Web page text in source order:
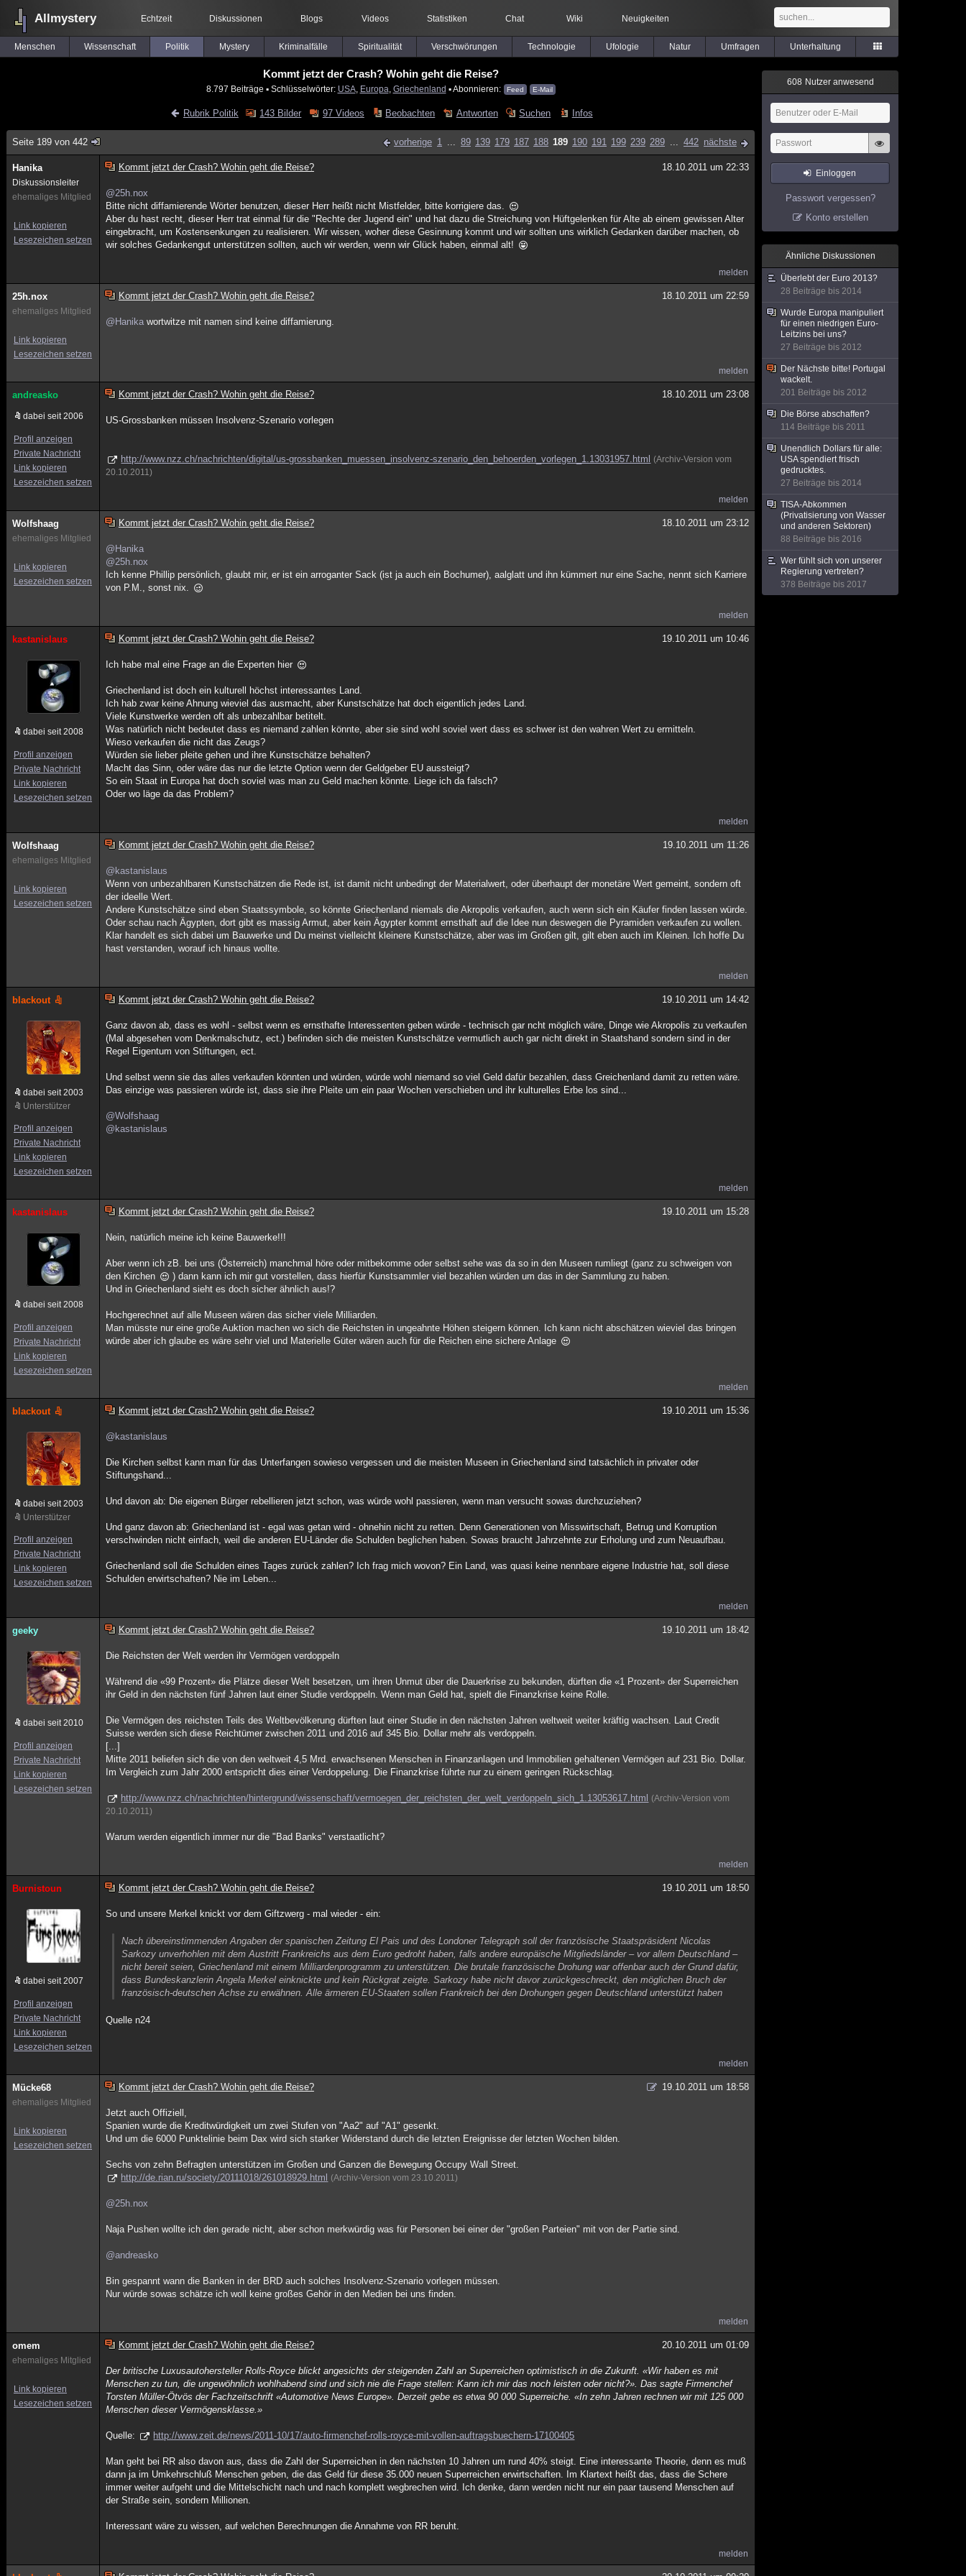
Allmystery Echtzeit Diskussionen Blogs Videos Statistiken Chat Wiki Neuigkeiten
Menschen Wissenschaft Politik Mystery Kriminalfälle Spiritualität Verschwörungen Technologie Ufologie Natur Umfragen Unterhaltung
Kommt jetzt der Crash? Wohin geht die Reise?
8.797 Beiträge ▪ Schlüsselwörter: USA, Europa Griechenland ▪ Abonnieren: Feed E-Mail
Rubrik Politik 143 Bilder 97 Videos Beobachten Antworten Suchen Infos
Seite 189 von 442 vorherige 1 ... 89 139 179 187 188 189 190 191 199 239 289 ... 442 nächste
Hanika
Diskussionsleiter
ehemaliges Mitglied
Link kopieren
Lesezeichen setzen
Kommt jetzt der Crash? Wohin geht die Reise? 18.10.2011 um 22:33
@25h.nox
Bitte nicht diffamierende Wörter benutzen, dieser Herr heißt nicht Mistfelder, bitte korrigiere das.
Aber du hast recht, dieser Herr trat einmal für die "Rechte der Jugend ein" und hat dazu die Streichung von Hüftgelenken für Alte ab einem gewissen Alter
eingebracht, um Kostensenkungen zu realisieren. Wir wissen, woher diese Gesinnung kommt und wir sollten uns wirklich Gedanken darüber machen, ob
wir solches Gedankengut unterstützen sollten, auch wir werden, wenn wir Glück haben, einmal alt!
melden
25h.nox
ehemaliges Mitglied
Link kopieren
Lesezeichen setzen
Kommt jetzt der Crash? Wohin geht die Reise? 18.10.2011 um 22:59
@Hanika wortwitze mit namen sind keine diffamierung.
melden
andreasko
dabei seit 2006
Profil anzeigen
Private Nachricht
Link kopieren
Lesezeichen setzen
Kommt jetzt der Crash? Wohin geht die Reise? 18.10.2011 um 23:08
US-Grossbanken müssen Insolvenz-Szenario vorlegen
http://www.nzz.ch/nachrichten/digital/us-grossbanken_muessen_insolvenz-szenario_den_behoerden_vorlegen_1.13031957.html
(Archiv-Version vom
20.10.2011)
melden
Wolfshaag
ehemaliges Mitglied
Link kopieren
Lesezeichen setzen
Kommt jetzt der Crash? Wohin geht die Reise? 18.10.2011 um 23:12
@Hanika
@25h.nox
Ich kenne Phillip persönlich, glaubt mir, er ist ein arroganter Sack (ist ja auch ein Bochumer), aalglatt und ihn kümmert nur eine Sache, nennt sich Karriere
von P.M., sonst nix.
melden
kastanislaus
dabei seit 2008
Profil anzeigen
Private Nachricht
Link kopieren
Lesezeichen setzen
Kommt jetzt der Crash? Wohin geht die Reise? 19.10.2011 um 10:46
Ich habe mal eine Frage an die Experten hier
Griechenland ist doch ein kulturell höchst interessantes Land.
Ich hab zwar keine Ahnung wieviel das ausmacht, aber Kunstschätze hat doch eigentlich jedes Land.
Viele Kunstwerke werden oft als unbezahlbar betitelt.
Was natürlich nicht bedeutet dass es niemand zahlen könnte, aber sie sind wohl soviel wert dass es schwer ist den wahren Wert zu ermitteln.
Wieso verkaufen die nicht das Zeugs?
Würden sie lieber pleite gehen und ihre Kunstschätze behalten?
Macht das Sinn, oder wäre das nur die letzte Option wenn der Geldgeber EU aussteigt?
So ein Staat in Europa hat doch soviel was man zu Geld machen könnte. Liege ich da falsch?
Oder wo läge da das Problem?
melden
Wolfshaag
ehemaliges Mitglied
Link kopieren
Lesezeichen setzen
Kommt jetzt der Crash? Wohin geht die Reise? 19.10.2011 um 11:26
@kastanislaus
Wenn von unbezahlbaren Kunstschätzen die Rede ist, ist damit nicht unbedingt der Materialwert, oder überhaupt der monetäre Wert gemeint, sondern oft
der ideelle Wert.
Andere Kunstschätze sind eben Staatssymbole, so könnte Griechenland niemals die Akropolis verkaufen, auch wenn sich ein Käufer finden lassen würde.
Oder schau nach Ägypten, dort gibt es massig Armut, aber kein Ägypter kommt ernsthaft auf die Idee nun deswegen die Pyramiden verkaufen zu wollen.
Klar handelt es sich dabei um Bauwerke und Du meinst vielleicht kleinere Kunstschätze, aber was im Großen gilt, gilt eben auch im Kleinen. Ich hoffe Du
hast verstanden, worauf ich hinaus wollte.
melden
blackout
dabei seit 2003
Unterstützer
Profil anzeigen
Private Nachricht
Link kopieren
Lesezeichen setzen
Kommt jetzt der Crash? Wohin geht die Reise? 19.10.2011 um 14:42
Ganz davon ab, dass es wohl - selbst wenn es ernsthafte Interessenten geben würde - technisch gar ncht möglich wäre, Dinge wie Akropolis zu verkaufen
(Mal abgesehen vom Denkmalschutz, ect.) befinden sich die meisten Kunstschätze vermutlich auch gar nicht direkt in Staatshand sondern sind in der
Regel Eigentum von Stiftungen, ect.
Und selbst wenn sie das alles verkaufen könnten und würden, würde wohl niemand so viel Geld dafür bezahlen, dass Greichenland damit zu retten wäre.
Das einzige was passieren würde ist, dass sie ihre Pleite um ein paar Wochen verschieben und ihr kulturelles Erbe los sind...
@Wolfshaag
@kastanislaus
melden
kastanislaus
dabei seit 2008
Profil anzeigen
Private Nachricht
Link kopieren
Lesezeichen setzen
Kommt jetzt der Crash? Wohin geht die Reise? 19.10.2011 um 15:28
Nein, natürlich meine ich keine Bauwerke!!!
Aber wenn ich zB. bei uns (Österreich) manchmal höre oder mitbekomme oder selbst sehe was da so in den Museen rumliegt (ganz zu schweigen von
den Kirchen
) dann kann ich mir gut vorstellen, dass hierfür Kunstsammler viel bezahlen würden um das in der Sammlung zu haben.
Und in Griechenland sieht es doch sicher ähnlich aus!?
Hochgerechnet auf alle Museen wären das sicher viele Milliarden.
Man müsste nur eine große Auktion machen wo sich die Reichsten in ungeahnte Höhen steigern können. Ich kann nicht abschätzen wieviel das bringen
würde aber ich glaube es wäre sehr viel und Materielle Güter wären auch für die Reichen eine sichere Anlage
melden
blackout
dabei seit 2003
Unterstützer
Profil anzeigen
Private Nachricht
Link kopieren
Lesezeichen setzen
Kommt jetzt der Crash? Wohin geht die Reise? 19.10.2011 um 15:36
@kastanislaus
Die Kirchen selbst kann man für das Unterfangen sowieso vergessen und die meisten Museen in Griechenland sind tatsächlich in privater oder
Stiftungshand...
Und davon ab: Die eigenen Bürger rebellieren jetzt schon, was würde wohl passieren, wenn man versucht sowas durchzuziehen?
Und ganz davon ab: Griechenland ist - egal was getan wird - ohnehin nicht zu retten. Denn Generationen von Misswirtschaft, Betrug und Korruption
verschwinden nicht einfach, weil die anderen EU-Länder die Schulden beglichen haben. Sowas braucht Jahrzehnte zur Erholung und zum Neuaufbau.
Griechenland soll die Schulden eines Tages zurück zahlen? Ich frag mich wovon? Ein Land, was quasi keine nennbare eigene Industrie hat, soll diese
Schulden erwirtschaften? Nie im Leben...
melden
geeky
dabei seit 2010
Profil anzeigen
Private Nachricht
Link kopieren
Lesezeichen setzen
Kommt jetzt der Crash? Wohin geht die Reise? 19.10.2011 um 18:42
Die Reichsten der Welt werden ihr Vermögen verdoppeln
Während die «99 Prozent» die Plätze dieser Welt besetzen, um ihren Unmut über die Dauerkrise zu bekunden, dürften die «1 Prozent» der Superreichen
ihr Geld in den nächsten fünf Jahren laut einer Studie verdoppeln. Wenn man Geld hat, spielt die Finanzkrise keine Rolle.
Die Vermögen des reichsten Teils des Weltbevölkerung dürften laut einer Studie in den nächsten Jahren weltweit weiter kräftig wachsen. Laut Credit
Suisse werden sich diese Reichtümer zwischen 2011 und 2016 auf 345 Bio. Dollar mehr als verdoppeln.
[...]
Mitte 2011 beliefen sich die von den weltweit 4,5 Mrd. erwachsenen Menschen in Finanzanlagen und Immobilien gehaltenen Vermögen auf 231 Bio. Dollar.
Im Vergleich zum Jahr 2000 entspricht dies einer Verdoppelung. Die Finanzkrise führte nur zu einem geringen Rückschlag.
http://www.nzz.ch/nachrichten/hintergrund/wissenschaft/vermoegen_der_reichsten_der_welt_verdoppeln_sich_1.13053617.html
(Archiv-Version vom
20.10.2011)
Warum werden eigentlich immer nur die "Bad Banks" verstaatlicht?
melden
Burnistoun
dabei seit 2007
Profil anzeigen
Private Nachricht
Link kopieren
Lesezeichen setzen
Kommt jetzt der Crash? Wohin geht die Reise? 19.10.2011 um 18:50
So und unsere Merkel knickt vor dem Giftzwerg - mal wieder - ein:
Nach übereinstimmenden Angaben der spanischen Zeitung El Pais und des Londoner Telegraph soll der französische Staatspräsident Nicolas
Sarkozy unverhohlen mit dem Austritt Frankreichs aus dem Euro gedroht haben, falls andere europäische Mitgliedsländer – vor allem Deutschland –
nicht bereit seien, Griechenland mit einem Milliardenprogramm zu unterstützen. Die brutale französische Drohung war offenbar auch der Grund dafür,
dass Bundeskanzlerin Angela Merkel einknickte und kein Rückgrat zeigte. Sarkozy habe nicht davor zurückgeschreckt, den möglichen Bruch der
französisch-deutschen Achse zu erwähnen. Alle ärmeren EU-Staaten sollen Frankreich bei den Drohungen gegen Deutschland unterstützt haben
Quelle n24
melden
Mücke68
ehemaliges Mitglied
Link kopieren
Lesezeichen setzen
Kommt jetzt der Crash? Wohin geht die Reise? 19.10.2011 um 18:58
Jetzt auch Offiziell,
Spanien wurde die Kreditwürdigkeit um zwei Stufen von "Aa2" auf "A1" gesenkt.
Und um die 6000 Punktelinie beim Dax wird sich starker Widerstand durch die letzten Ereignisse der letzten Wochen bilden.
Sechs von zehn Befragten unterstützen im Großen und Ganzen die Bewegung Occupy Wall Street.
http://de.rian.ru/society/20111018/261018929.html
(Archiv-Version vom 23.10.2011)
@25h.nox
Naja Pushen wollte ich den gerade nicht, aber schon merkwürdig was für Personen bei einer der "großen Parteien" mit von der Partie sind.
@andreasko
Bin gespannt wann die Banken in der BRD auch solches Insolvenz-Szenario vorlegen müssen.
Nur würde sowas schätze ich woll keine großes Gehör in den Medien bei uns finden.
melden
omem
ehemaliges Mitglied
Link kopieren
Lesezeichen setzen
Kommt jetzt der Crash? Wohin geht die Reise? 20.10.2011 um 01:09
Der britische Luxusautohersteller Rolls-Royce blickt angesichts der steigenden Zahl an Superreichen optimistisch in die Zukunft. «Wir haben es mit
Menschen zu tun, die ungewöhnlich wohlhabend sind und sich nie die Frage stellen: Kann ich mir das noch leisten oder nicht?». Das sagte Firmenchef
Torsten Müller-Ötvös der Fachzeitschrift «Automotive News Europe». Derzeit gebe es etwa 90 000 Superreiche. «In zehn Jahren rechnen wir mit 125 000
Menschen dieser Vermögensklasse.»
Quelle: http://www.zeit.de/news/2011-10/17/auto-firmenchef-rolls-royce-mit-vollen-auftragsbuechern-17100405
Man geht bei RR also davon aus, dass die Zahl der Superreichen in den nächsten 10 Jahren um rund 40% steigt. Eine interessante Theorie, denn es muß
dann ja im Umkehrschluß Menschen geben, die das Geld für diese 35.000 neuen Superreichen erwirtschaften. Im Klartext heißt das, dass die Schere
immer weiter aufgeht und die Mittelschicht nach und nach komplett wegbrechen wird. Ich denke, dann werden nicht nur ein paar tausend Menschen auf
der Straße sein, sondern Millionen.
Interessant wäre zu wissen, auf welchen Berechnungen die Annahme von RR beruht.
melden
608 Nutzer anwesend
Einloggen
Passwort vergessen?
Konto erstellen
Ähnliche Diskussionen
Überlebt der Euro 2013?
28 Beiträge bis 2014
Wurde Europa manipuliert
für einen niedrigen Euro-
Leitzins bei uns?
27 Beiträge bis 2012
Der Nächste bitte! Portugal
wackelt.
201 Beiträge bis 2012
Die Börse abschaffen?
114 Beiträge bis 2011
Unendlich Dollars für alle:
USA spendiert frisch
gedrucktes.
27 Beiträge bis 2014
TISA-Abkommen
(Privatisierung von Wasser
und anderen Sektoren)
88 Beiträge bis 2016
Wer fühlt sich von unserer
Regierung vertreten?
378 Beiträge bis 2017